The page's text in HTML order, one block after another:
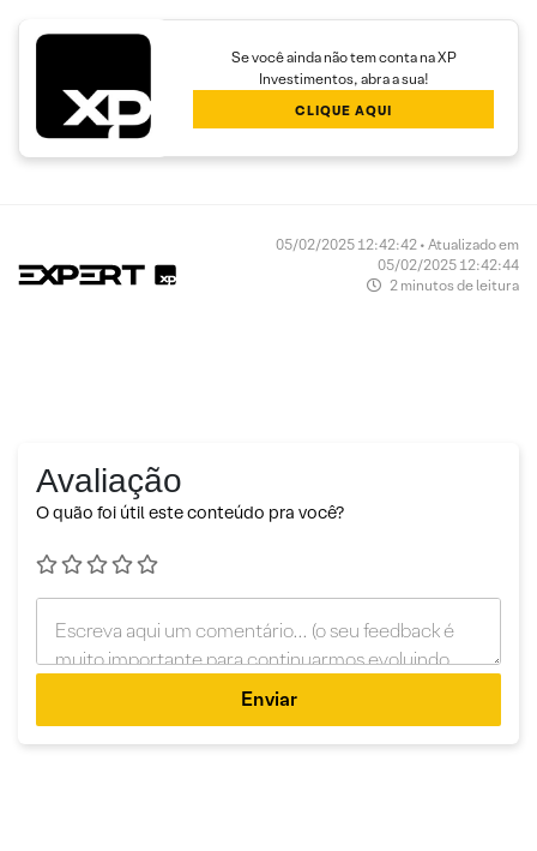
Se você ainda não tem conta na XP
Investimentos, abra a sua!
CLIQUE AQUI
05/02/2025 12:42:42 • Atualizado em
05/02/2025 12:42:44
2 minutos de leitura
Avaliação
O quão foi útil este conteúdo pra você?
Enviar